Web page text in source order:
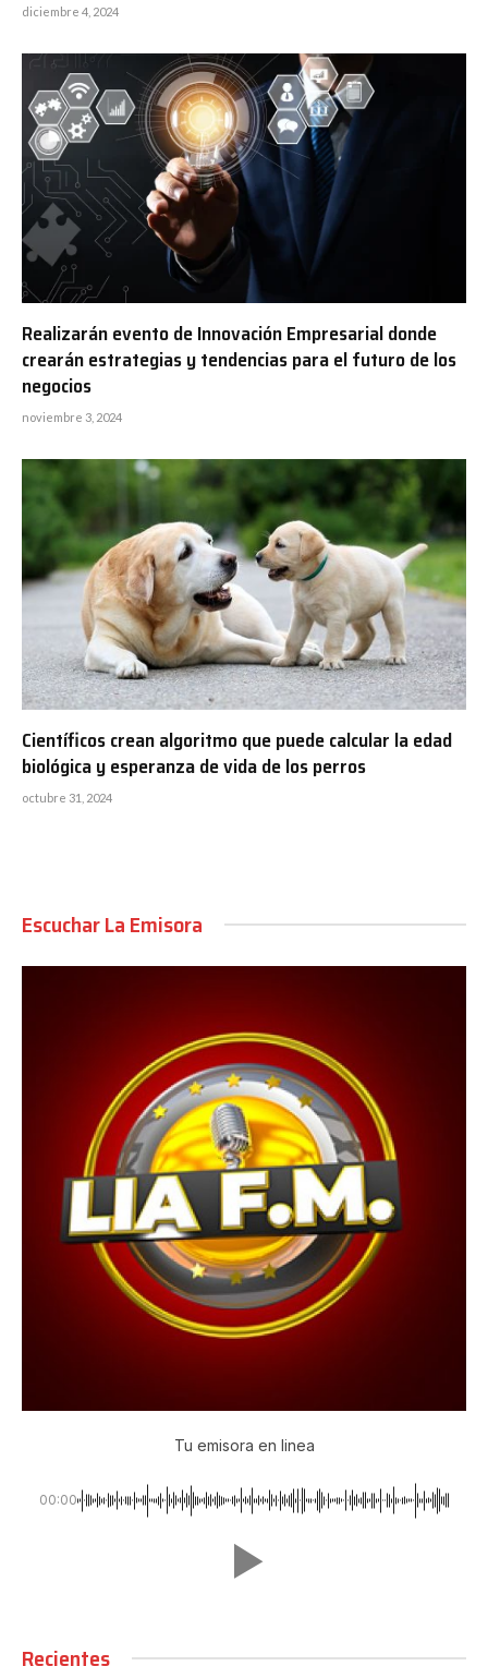
diciembre 4, 2024
Realizarán evento de Innovación Empresarial donde
crearán estrategias y tendencias para el futuro de los
negocios
noviembre 3, 2024
Científicos crean algoritmo que puede calcular la edad
biológica y esperanza de vida de los perros
octubre 31, 2024
Escuchar La Emisora
Tu emisora en linea
00:00
Recientes